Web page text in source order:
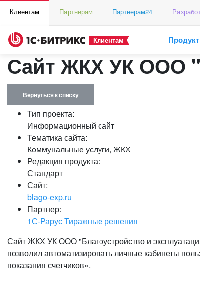
Клиентам Партнерам Партнерам24
Клиентам
Сайт ЖКХ УК ООО
Вернуться к списку
Тип проекта:
Информационный сайт
Тематика сайта:
Коммунальные услуги, ЖКХ
Редакция продукта:
Стандарт
Сайт:
blago-exp.ru
Партнер:
1С-Рарус Тиражные решения
Сайт ЖКХ УК ООО "Благоустройство и
позволил автоматизировать личные кабинеты
показания счетчиков».